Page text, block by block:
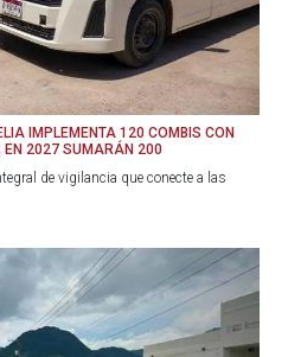
IMPLEMENTA 120 COMBIS CON
EN 2027 SUMARÁN 200
de vigilancia que conecte a las